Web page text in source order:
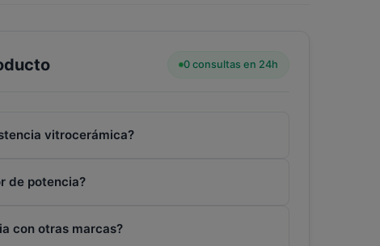
0 consultas en 24h
vitrocerámica?
de potencia?
con otras marcas?